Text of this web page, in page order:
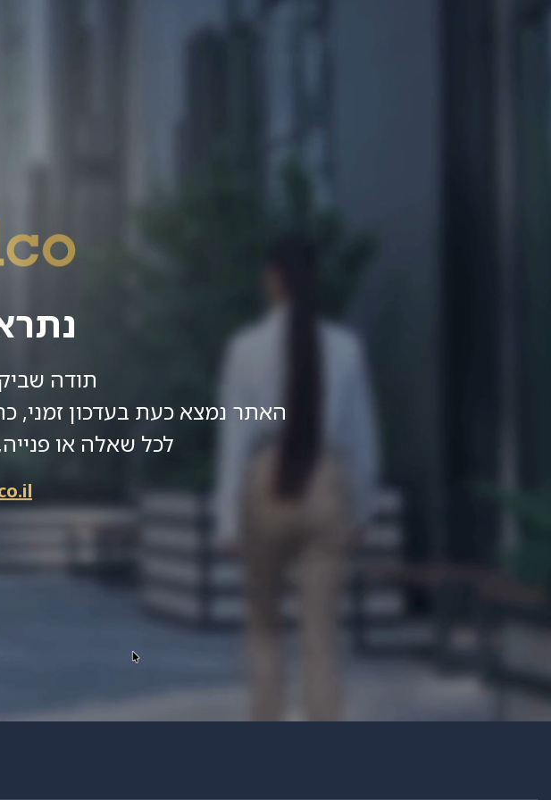
תודה
האתר נמצא כעת בעדכון זמני,
לכל שאלה או